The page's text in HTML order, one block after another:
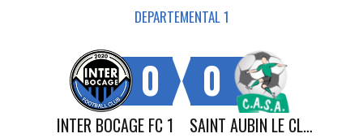
DEPARTEMENTAL 1
0
INTER BOCAGE FC 1
0
SAINT AUBIN LE CLOUD